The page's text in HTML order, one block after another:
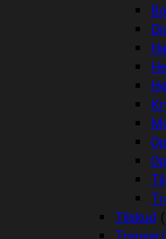
Tilskud